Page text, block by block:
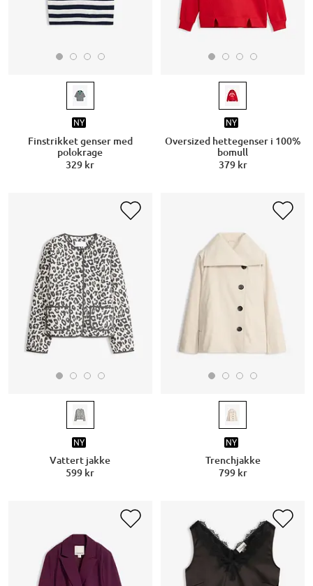
NY
Finstrikket genser med
polokrage
329 kr
NY
Oversized hettegenser i 100%
bomull
379 kr
NY
Vattert jakke
599 kr
NY
Trenchjakke
799 kr